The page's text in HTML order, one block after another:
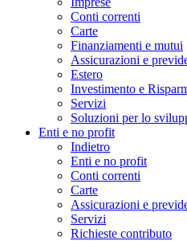
Conti correnti
Carte
Finanziamenti e mutui
Assicurazioni e
Estero
Investimento e
Servizi
Soluzioni per lo
Enti e no profit
Indietro
Enti e no profit
Conti correnti
Carte
Assicurazioni e
Servizi
Richieste contributo